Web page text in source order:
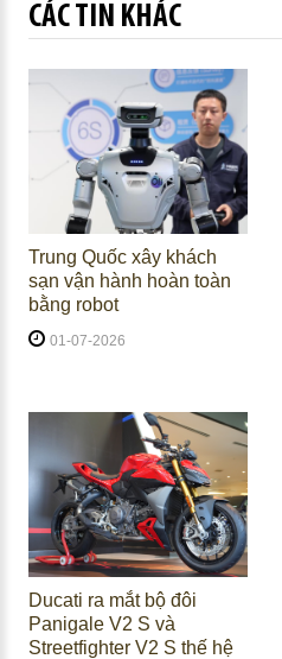
CÁC TIN KHÁC
Trung Quốc xây khách
sạn vận hành hoàn toàn
bằng robot
01-07-2026
Ducati ra mắt bộ đôi
Panigale V2 S và
Streetfighter V2 S thế hệ